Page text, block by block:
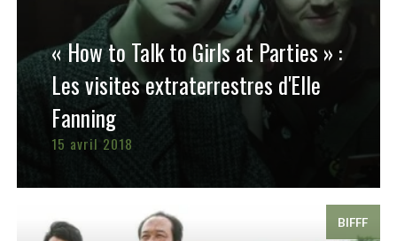
« How to Talk to Girls at Parties » :
Les visites extraterrestres d'Elle
Fanning
15 avril 2018
BIFFF